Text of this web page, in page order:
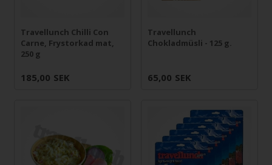
Travellunch Chilli Con
Carne, Frystorkad mat,
250 g
185,00 SEK
Travellunch
Chokladmüsli - 125 g.
65,00 SEK